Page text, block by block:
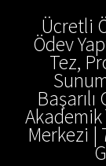
Ücretli
Ödev
Tez,
Akademik
Merkezi |